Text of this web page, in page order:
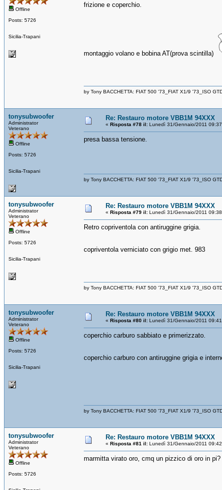
Offline
Posts: 5726
Sicilia-Trapani
frizione e coperchio.
montaggio volano e bobina AT(prova scintilla)
by Tony BACCHETTA: FIAT 500 '73_FIAT X1/9 '73_ISO
tonysubwoofer
Administrator
Veterano
Offline
Posts: 5726
Sicilia-Trapani
Re: Restauro motore VBB1M 94XXX
« Risposta #78 il: Lunedì 31/Gennaio/2011
presa bassa tensione.
by Tony BACCHETTA: FIAT 500 '73_FIAT X1/9 '73_ISO
tonysubwoofer
Administrator
Veterano
Offline
Posts: 5726
Sicilia-Trapani
Re: Restauro motore VBB1M 94XXX
« Risposta #79 il: Lunedì 31/Gennaio/2011
Retro copriventola con antiruggine grigia.
copriventola verniciato con grigio met. 983
by Tony BACCHETTA: FIAT 500 '73_FIAT X1/9 '73_ISO
tonysubwoofer
Administrator
Veterano
Offline
Posts: 5726
Sicilia-Trapani
Re: Restauro motore VBB1M 94XXX
« Risposta #80 il: Lunedì 31/Gennaio/2011
coperchio carburo sabbiato e primerizzato.
coperchio carburo con antiruggine grigia e
by Tony BACCHETTA: FIAT 500 '73_FIAT X1/9 '73_ISO
tonysubwoofer
Administrator
Veterano
Offline
Posts: 5726
Re: Restauro motore VBB1M 94XXX
« Risposta #81 il: Lunedì 31/Gennaio/2011
marmitta virato oro, cmq un pizzico di oro in pi?